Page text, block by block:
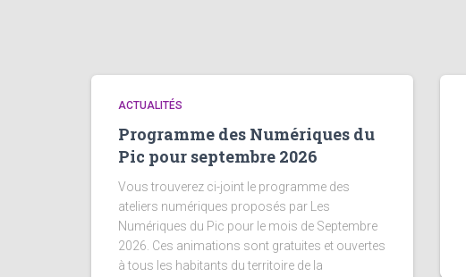
ACTUALITÉS
Programme des Numériques du
Pic pour septembre 2026
Vous trouverez ci-joint le programme des
ateliers numériques proposés par Les
Numériques du Pic pour le mois de Septembre
2026. Ces animations sont gratuites et ouvertes
à tous les habitants du territoire de la